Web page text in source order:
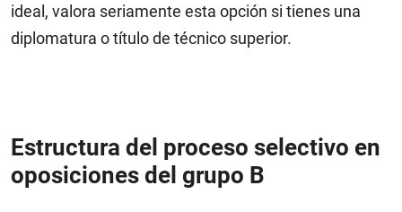
ideal, valora seriamente esta opción si tienes una
diplomatura o título de técnico superior.
Estructura del proceso selectivo en
oposiciones del grupo B